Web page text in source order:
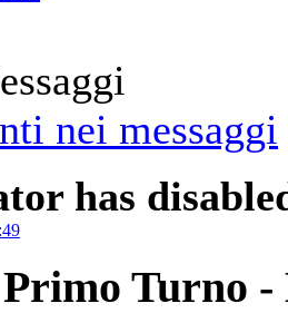
has
Turno